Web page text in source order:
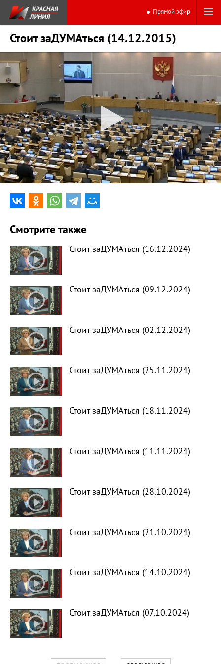
Прямой эфир
Стоит заДУМАться (14.12.2015)
0:00 12:58
Смотрите также
Стоит заДУМАться (16.12.2024)
Стоит заДУМАться (09.12.2024)
Стоит заДУМАться (02.12.2024)
Стоит заДУМАться (25.11.2024)
Стоит заДУМАться (18.11.2024)
Стоит заДУМАться (11.11.2024)
Стоит заДУМАться (28.10.2024)
Стоит заДУМАться (21.10.2024)
Стоит заДУМАться (14.10.2024)
Стоит заДУМАться (07.10.2024)